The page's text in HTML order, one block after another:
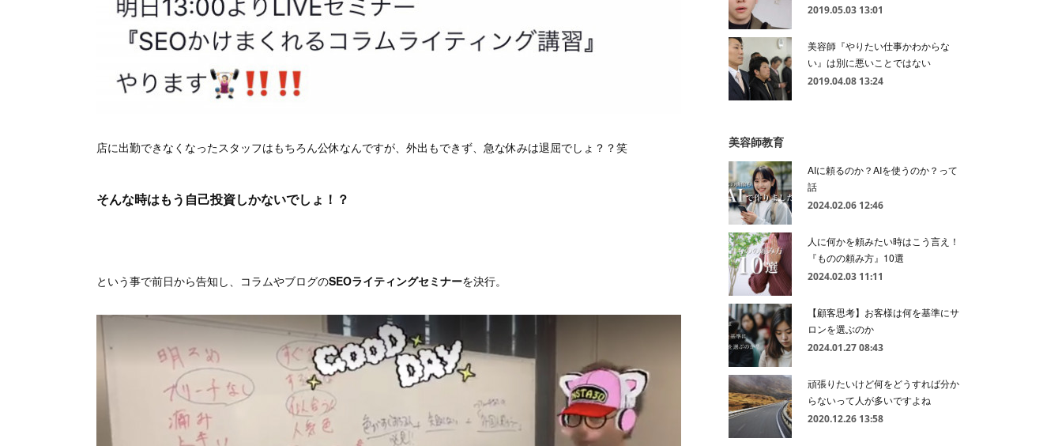
店に出勤できなくなったスタッフはもちろん公休なんですが、外出もできず、急な休みは退屈でしょ？？笑
そんな時はもう自己投資しかないでしょ！？
という事で前日から告知し、コラムやブログのSEOライティングセミナーを決行。
2019.05.03 13:01
美容師『やりたい仕事かわからな
い』は別に悪いことではない
2019.04.08 13:24
美容師教育
AIに頼るのか？AIを使うのか？って
話
2024.02.06 12:46
人に何かを頼みたい時はこう言え！
『ものの頼み方』10選
2024.02.03 11:11
【顧客思考】お客様は何を基準にサ
ロンを選ぶのか
2024.01.27 08:43
頑張りたいけど何をどうすれば分か
らないって人が多いですよね
2020.12.26 13:58